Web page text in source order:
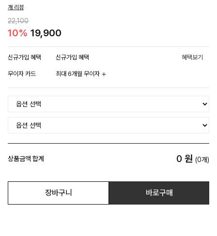
개 리뷰
22,100
10% 19,900
신규가입 혜택 신규가입 혜택 혜택보기
무이자 카드 최대 6개월 무이자
상품금액 합계 0 원 (0개)
장바구니 바로구매